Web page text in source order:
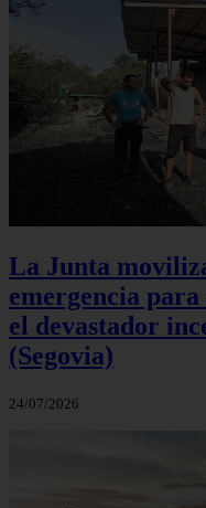
La Junta
emergencia
el devastador
(Segovia)
24/07/2026